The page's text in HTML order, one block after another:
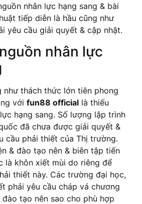
nhân lực hạng sang & bài
tiếp diễn là hầu cũng như
yêu cầu giải quyết & cập nhật.
nhân lực
như thách thức lớn tiên phong
với fun88 official là thiếu
hạng sang. Số lượng lập trình
đã chưa được giải quyết &
cầu phải thiết của Thị trường.
& đào tạo nên & biên tập tiến
là khôn xiết mùi do riêng để
thiết này. Các trường đại học,
phải yêu cầu cháp vá chương
đào tạo nên sao cho phù hợp